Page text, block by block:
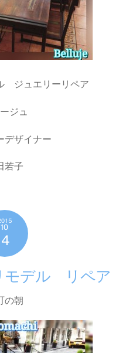
ジュエリーリペア
ジュ
デザイナー
若子
10
4
モデル リペア
の朝